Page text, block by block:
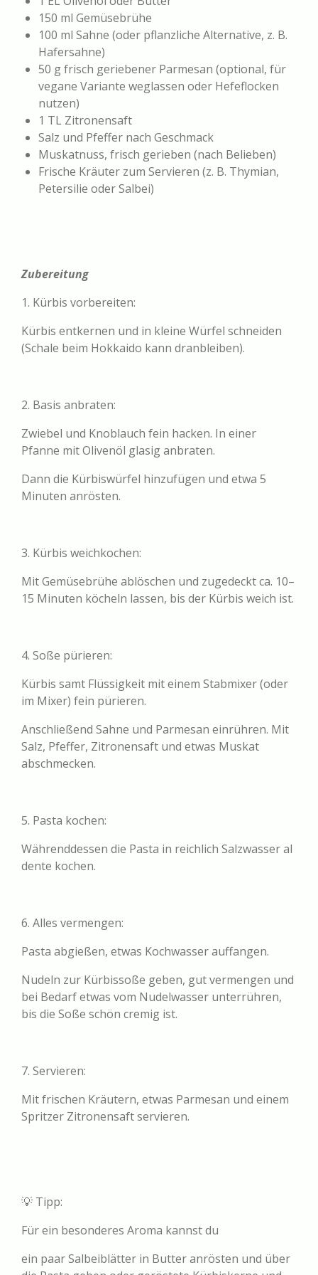
150 ml Gemüsebrühe
100 ml Sahne (oder pflanzliche Alternative, z. B.
Hafersahne)
50 g frisch geriebener Parmesan (optional, für
vegane Variante weglassen oder Hefeflocken
nutzen)
1 TL Zitronensaft
Salz und Pfeffer nach Geschmack
Muskatnuss, frisch gerieben (nach Belieben)
Frische Kräuter zum Servieren (z. B. Thymian,
Petersilie oder Salbei)
Zubereitung
1. Kürbis vorbereiten:
Kürbis entkernen und in kleine Würfel schneiden
(Schale beim Hokkaido kann dranbleiben).
2. Basis anbraten:
Zwiebel und Knoblauch fein hacken. In einer
Pfanne mit Olivenöl glasig anbraten.
Dann die Kürbiswürfel hinzufügen und etwa 5
Minuten anrösten.
3. Kürbis weichkochen:
Mit Gemüsebrühe ablöschen und zugedeckt ca. 10–
15 Minuten köcheln lassen, bis der Kürbis weich ist.
4. Soße pürieren:
Kürbis samt Flüssigkeit mit einem Stabmixer (oder
im Mixer) fein pürieren.
Anschließend Sahne und Parmesan einrühren. Mit
Salz, Pfeffer, Zitronensaft und etwas Muskat
abschmecken.
5. Pasta kochen:
Währenddessen die Pasta in reichlich Salzwasser al
dente kochen.
6. Alles vermengen:
Pasta abgießen, etwas Kochwasser auffangen.
Nudeln zur Kürbissoße geben, gut vermengen und
bei Bedarf etwas vom Nudelwasser unterrühren,
bis die Soße schön cremig ist.
7. Servieren:
Mit frischen Kräutern, etwas Parmesan und einem
Spritzer Zitronensaft servieren.
💡 Tipp:
Für ein besonderes Aroma kannst du
ein paar Salbeiblätter in Butter anrösten und über